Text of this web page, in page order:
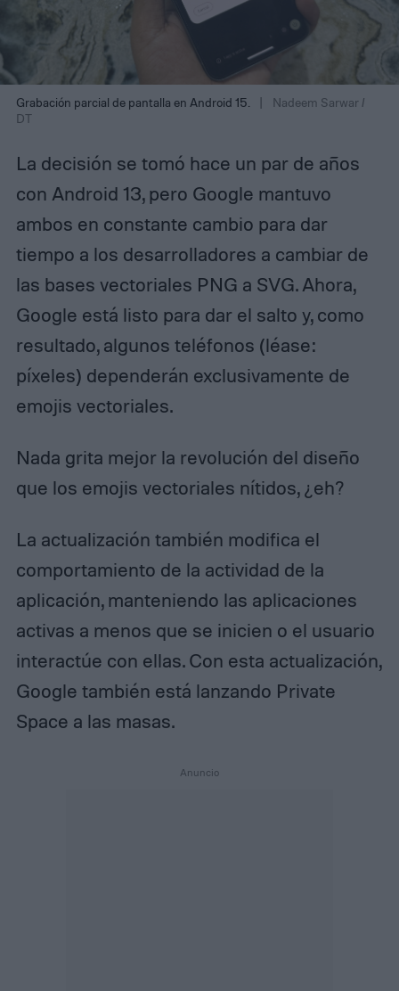
Grabación parcial de pantalla en Android 15.
Nadeem Sarwar /
DT
La decisión se tomó hace un par de años
con Android 13, pero Google mantuvo
ambos en constante cambio para dar
tiempo a los desarrolladores a cambiar de
las bases vectoriales PNG a SVG. Ahora,
Google está listo para dar el salto y, como
resultado, algunos teléfonos (léase:
píxeles) dependerán exclusivamente de
emojis vectoriales.
Nada grita mejor la revolución del diseño
que los emojis vectoriales nítidos, ¿eh?
La actualización también modifica el
comportamiento de la actividad de la
aplicación, manteniendo las aplicaciones
activas a menos que se inicien o el usuario
interactúe con ellas. Con esta actualización,
Google también está lanzando Private
Space a las masas.